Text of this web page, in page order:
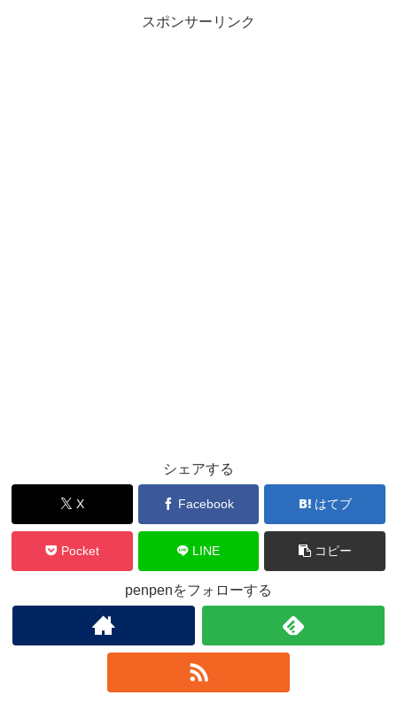
スポンサーリンク
シェアする
X Facebook はてブ
Pocket LINE コピー
penpenをフォローする